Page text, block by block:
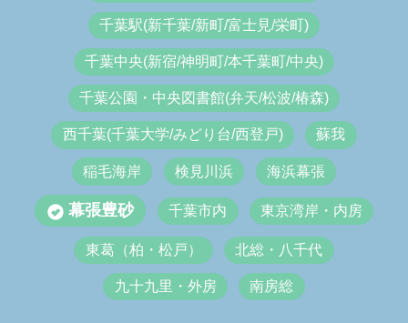
千葉駅(新千葉/新町/富士見/栄町)
千葉中央(新宿/神明町/本千葉町/中央)
千葉公園・中央図書館(弁天/松波/椿森)
西千葉(千葉大学/みどり台/西登戸) 蘇我
稲毛海岸 検見川浜 海浜幕張
幕張豊砂 千葉市内 東京湾岸・内房
東葛（柏・松戸） 北総・八千代
九十九里・外房 南房総